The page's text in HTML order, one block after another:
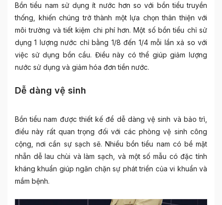
Bồn tiểu nam sử dụng ít nước hơn so với bồn tiểu truyền
thống, khiến chúng trở thành một lựa chọn thân thiện với
môi trường và tiết kiệm chi phí hơn. Một số bồn tiểu chỉ sử
dụng 1 lượng nước chỉ bằng 1/8 đến 1/4 mỗi lần xả so với
việc sử dụng bồn cầu. Điều này có thể giúp giảm lượng
nước sử dụng và giảm hóa đơn tiền nước.
Dễ dàng vệ sinh
Bồn tiểu nam được thiết kế để dễ dàng vệ sinh và bảo trì,
điều này rất quan trọng đối với các phòng vệ sinh công
cộng, nơi cần sự sạch sẽ. Nhiều bồn tiểu nam có bề mặt
nhẵn dễ lau chùi và làm sạch, và một số mẫu có đặc tính
kháng khuẩn giúp ngăn chặn sự phát triển của vi khuẩn và
mầm bệnh.